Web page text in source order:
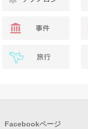
Facebookページ